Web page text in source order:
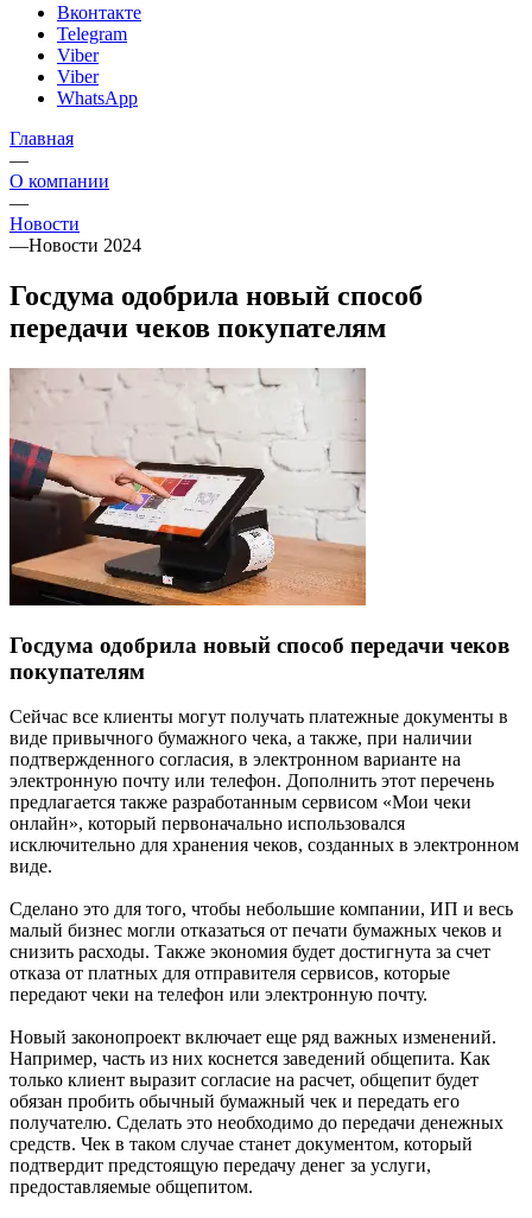
Вконтакте
Telegram
Viber
Viber
WhatsApp
Главная
—
О компании
—
Новости
—Новости 2024
Госдума одобрила новый способ
передачи чеков покупателям
Госдума одобрила новый способ передачи чеков
покупателям
Сейчас все клиенты могут получать платежные документы в
виде привычного бумажного чека, а также, при наличии
подтвержденного согласия, в электронном варианте на
электронную почту или телефон. Дополнить этот перечень
предлагается также разработанным сервисом «Мои чеки
онлайн», который первоначально использовался
исключительно для хранения чеков, созданных в электронном
виде.
Сделано это для того, чтобы небольшие компании, ИП и весь
малый бизнес могли отказаться от печати бумажных чеков и
снизить расходы. Также экономия будет достигнута за счет
отказа от платных для отправителя сервисов, которые
передают чеки на телефон или электронную почту.
Новый законопроект включает еще ряд важных изменений.
Например, часть из них коснется заведений общепита. Как
только клиент выразит согласие на расчет, общепит будет
обязан пробить обычный бумажный чек и передать его
получателю. Сделать это необходимо до передачи денежных
средств. Чек в таком случае станет документом, который
подтвердит предстоящую передачу денег за услуги,
предоставляемые общепитом.